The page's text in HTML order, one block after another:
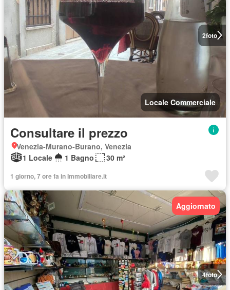
2foto
Locale Commerciale
Consultare il prezzo
Venezia-Murano-Burano, Venezia
1 Locale
1 Bagno 30 m²
1 giorno, 7 ore fa in Immobiliare.it
4foto
Aggiornato